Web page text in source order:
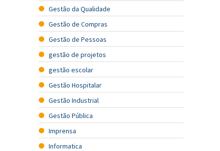
Gestão da Qualidade
Gestão de Compras
Gestão de Pessoas
gestão de projetos
gestão escolar
Gestão Hospitalar
Gestão Industrial
Gestão Pública
Imprensa
Informatica